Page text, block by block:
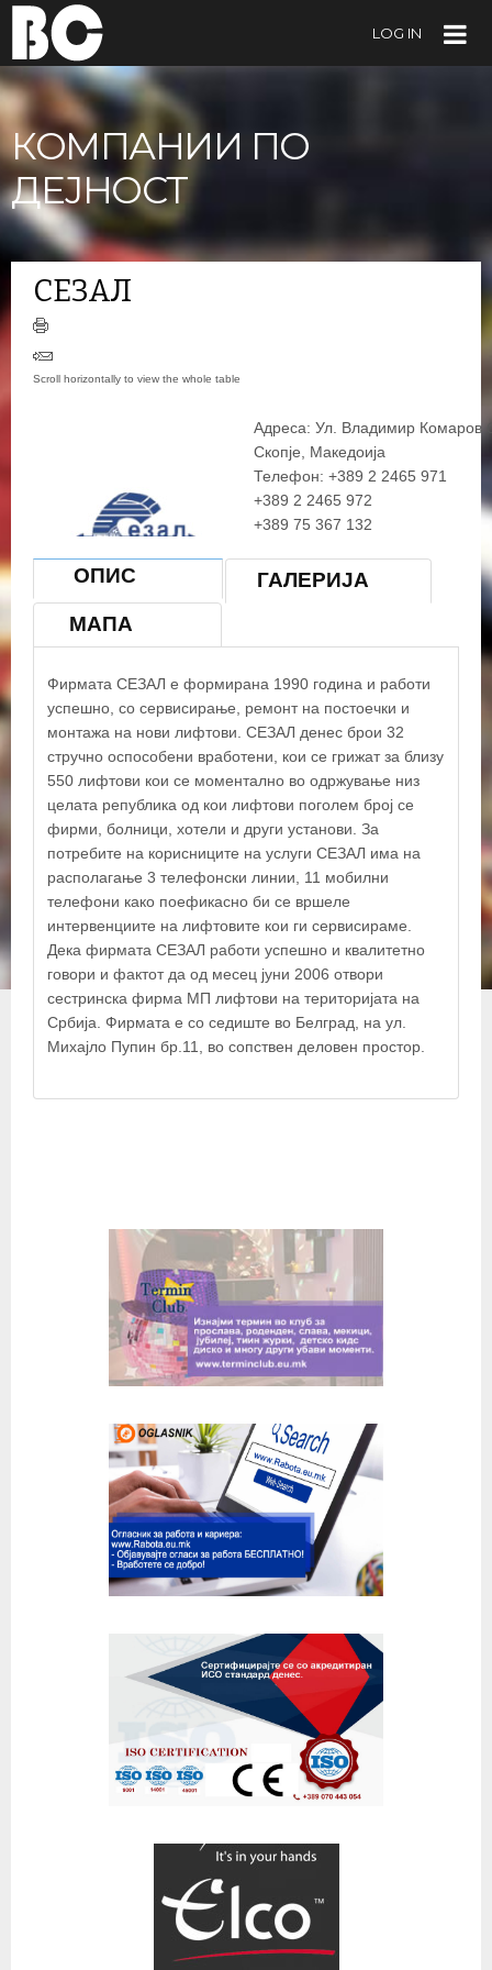
LOG IN
КОМПАНИИ ПО
ДЕЈНОСТ
СЕЗАЛ
Адреса: Ул. Владимир Комаров
Скопје, Македоија
Телефон: +389 2 2465 971
+389 2 2465 972
+389 75 367 132
Работно време:
ОПИС
ГАЛЕРИЈА
МАПА
Фирмата СЕЗАЛ е формирана 1990 година и работи
успешно, со сервисирање, ремонт на постоечки и
монтажа на нови лифтови. СЕЗАЛ денес брои 32
стручно оспособени вработени, кои се грижат за близу
550 лифтови кои се моментално во одржување низ
целата република од кои лифтови поголем број се
фирми, болници, хотели и други установи. За
потребите на корисниците на услуги СЕЗАЛ има на
располагање 3 телефонски линии, 11 мобилни
телефони како поефикасно би се вршеле
интервенциите на лифтовите кои ги сервисираме.
Дека фирмата СЕЗАЛ работи успешно и квалитетно
говори и фактот да од месец јуни 2006 отвори
сестринска фирма МП лифтови на територијата на
Србија. Фирмата е со седиште во Белград, на ул.
Михајло Пупин бр.11, во сопствен деловен простор.
Сезал
×
+
−
© OpenStreetMap contributors